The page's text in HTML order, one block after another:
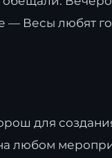
— Весы любят
для
любом